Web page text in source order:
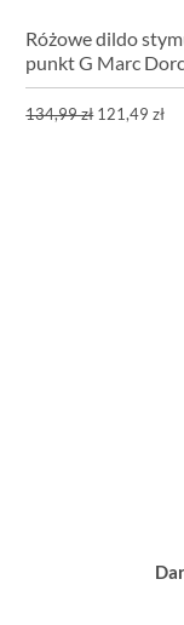
Różowe dildo
punkt G Marc
134,99 zł 121,49 zł